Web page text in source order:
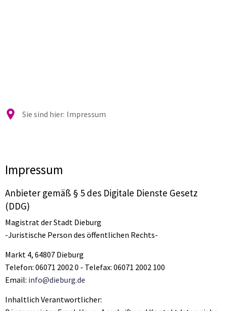
Sie sind hier: Impressum
Impressum
Impressum
Anbieter gemäß § 5 des Digitale Dienste Gesetz
(DDG)
Magistrat der Stadt Dieburg
-Juristische Person des öffentlichen Rechts-
Markt 4, 64807 Dieburg
Telefon: 06071 2002 0 - Telefax: 06071 2002 100
Email: info@dieburg.de
Inhaltlich Verantwortlicher: